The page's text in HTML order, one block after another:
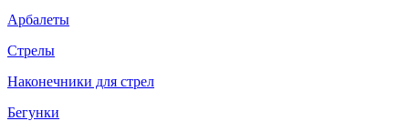
Арбалеты
Стрелы
Наконечники для стрел
Бегунки